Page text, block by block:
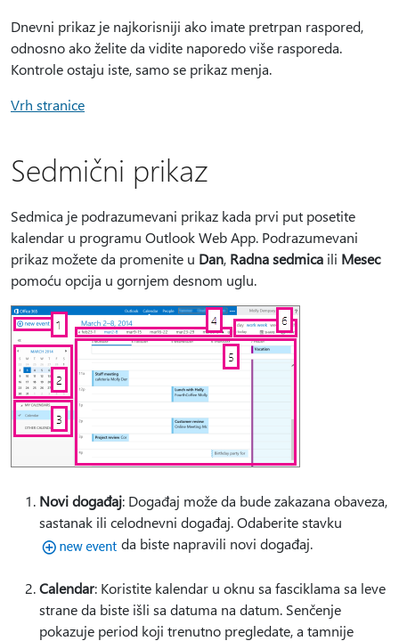
Dnevni prikaz je najkorisniji ako imate pretrpan raspored,
odnosno ako želite da vidite naporedo više rasporeda.
Kontrole ostaju iste, samo se prikaz menja.
Vrh stranice
Sedmični prikaz
Sedmica je podrazumevani prikaz kada prvi put posetite
kalendar u programu Outlook Web App. Podrazumevani
prikaz možete da promenite u Dan, Radna sedmica ili Mesec
pomoću opcija u gornjem desnom uglu.
Novi događaj: Događaj može da bude zakazana obaveza,
sastanak ili celodnevni događaj. Odaberite stavku
da biste napravili novi događaj.
Calendar: Koristite kalendar u oknu sa fasciklama sa leve
strane da biste išli sa datuma na datum. Senčenje
pokazuje period koji trenutno pregledate, a tamnije